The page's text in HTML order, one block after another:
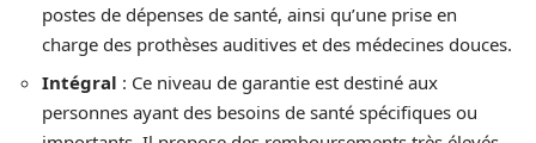
postes de dépenses de santé, ainsi qu’une prise en
charge des prothèses auditives et des médecines douces.
Intégral : Ce niveau de garantie est destiné aux
personnes ayant des besoins de santé spécifiques ou